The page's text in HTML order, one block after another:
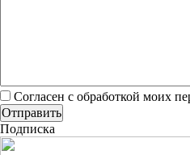
Согласен с обработкой моих
Подписка